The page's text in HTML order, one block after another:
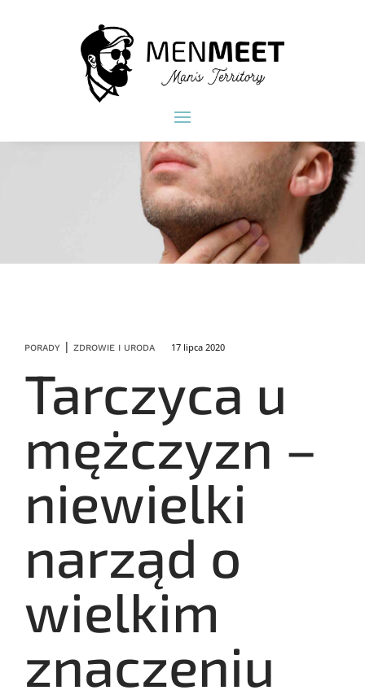
PORADY | ZDROWIE I URODA 17 lipca 2020
Tarczyca u
mężczyzn –
niewielki
narząd o
wielkim
znaczeniu